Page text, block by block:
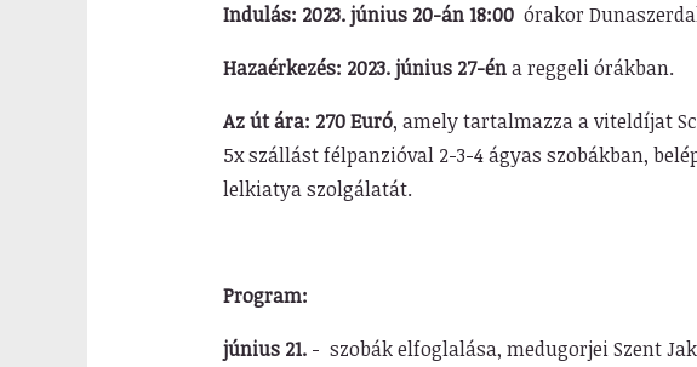
Indulás: 2023. június 20-án 18:00 órakor
Hazaérkezés: 2023. június 27-éna reggeli órákban.
Az út ára: 270 Euró, amely tartalmazza a viteldíjat
5x szállást félpanzióval 2-3-4 ágyas szobákban,
lelkiatya szolgálatát.
Program:
június 21.- szobák elfoglalása, medugorjei Szent